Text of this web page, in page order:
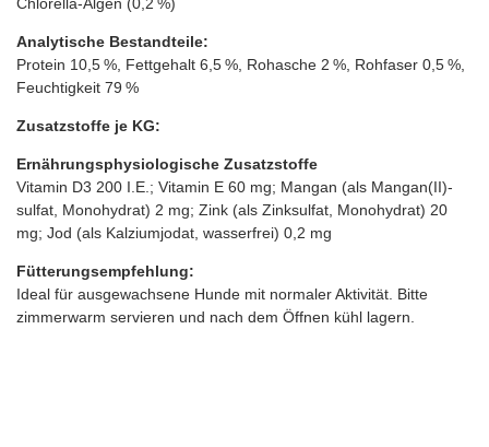
Analytische Bestandteile:
Protein 10,5 %, Fettgehalt 6,5 %, Rohasche 2 %, Rohfaser 0,5 %,
Feuchtigkeit 79 %
Zusatzstoffe je KG:
Ernährungsphysiologische Zusatzstoffe
Vitamin D3 200 I.E.; Vitamin E 60 mg; Mangan (als Mangan(II)-
sulfat, Monohydrat) 2 mg; Zink (als Zinksulfat, Monohydrat) 20
mg; Jod (als Kalziumjodat, wasserfrei) 0,2 mg
Fütterungsempfehlung:
Ideal für ausgewachsene Hunde mit normaler Aktivität. Bitte
zimmerwarm servieren und nach dem Öffnen kühl lagern.